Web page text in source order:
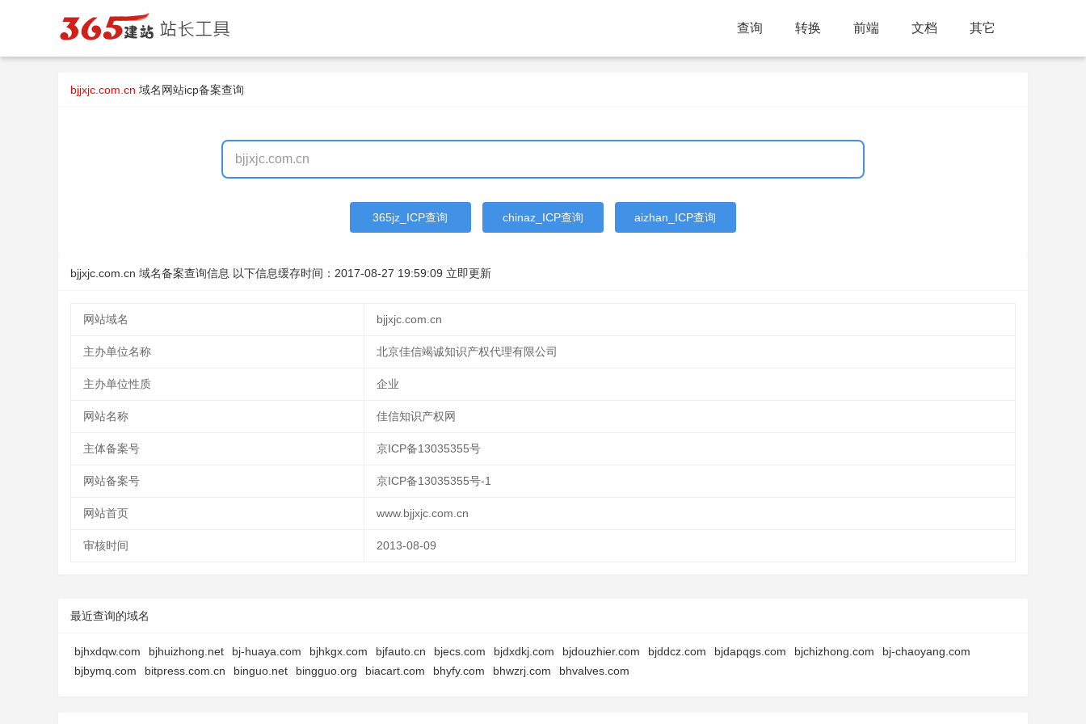
查询 转换 前端 文档 其它
bjjxjc.com.cn 域名网站icp备案查询
365jz_ICP查询 chinaz_ICP查询 aizhan_ICP查询
bjjxjc.com.cn 域名备案查询信息 以下信息缓存时间： 2017-08-27 19:59:09 立即更新
网站域名 bjjxjc.com.cn
主办单位名称 北京佳信竭诚知识产权代理有限公司
主办单位性质 企业
网站名称 佳信知识产权网
主体备案号 京ICP备13035355号
网站备案号 京ICP备13035355号-1
网站首页 www.bjjxjc.com.cn
审核时间 2013-08-09
最近查询的域名
bjhxdqw.com bjhuizhong.net bj-huaya.com bjhkgx.com bjfauto.cn bjecs.com bjdxdkj.com bjdouzhier.com bjddcz.com bjdapqgs.com bjchizhong.com
bj-chaoyang.com
bjbymq.com
bitpress.com.cn binguo.net bingguo.org biacart.com bhyfy.com bhwzrj.com bhvalves.com